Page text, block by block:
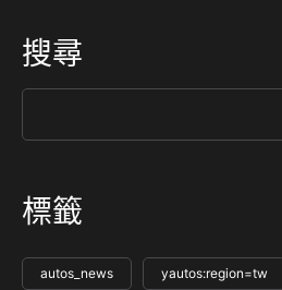
搜尋
標籤
autos_news yautos:region=tw